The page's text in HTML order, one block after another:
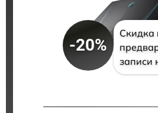
-20%
Скидка
записи